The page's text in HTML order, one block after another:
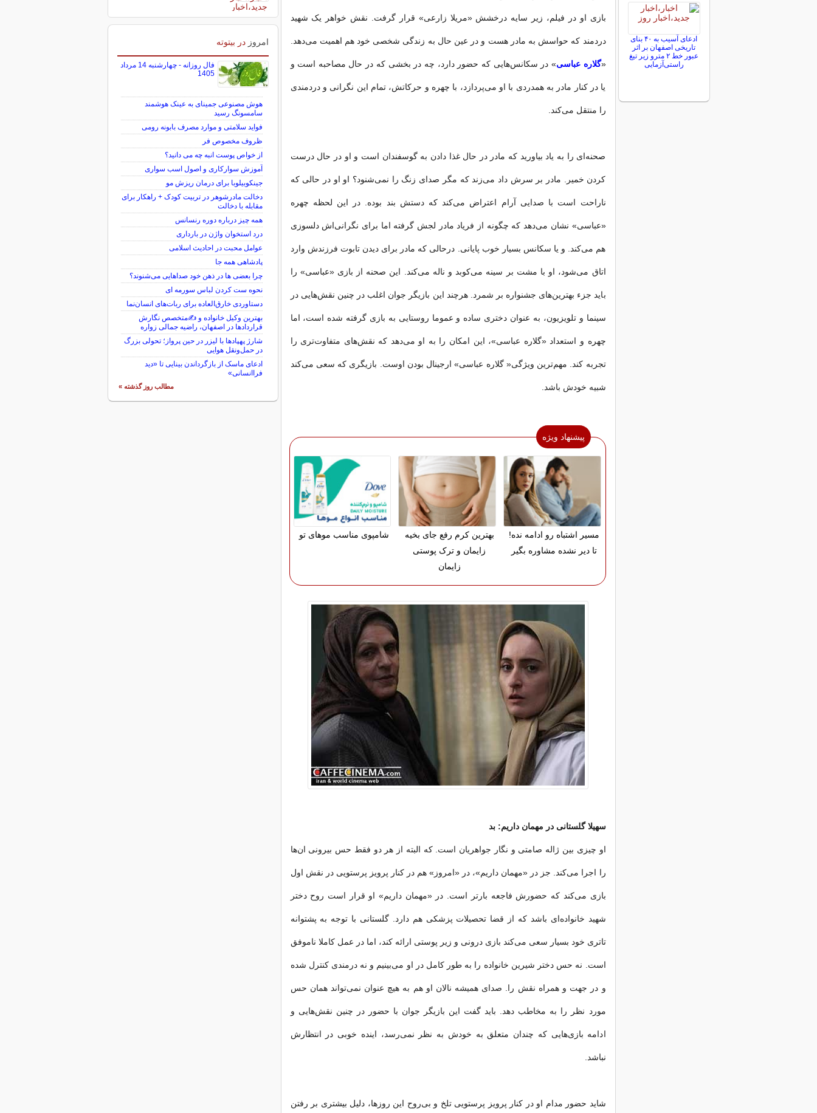
بازی او در فیلم، زیر سایه درخشش «مریلا زارعی» قرار گرفت. نقش خواهر یک شهید
دردمند که حواسش به مادر هست و در عین حال به زندگی شخصی خود هم اهمیت می‌دهد.
«گلاره عباسی» در سکانس‌هایی که حضور دارد، چه در بخشی که در حال مصاحبه است و
یا در کنار مادر به همدردی با او می‌پردازد، با چهره و حرکاتش، تمام این نگرانی و دردمندی
را منتقل می‌کند.
صحنه‌ای را به یاد بیاورید که مادر در حال غذا دادن به گوسفندان است و او در حال درست
کردن خمیر. مادر بر سرش داد می‌زند که مگر صدای زنگ را نمی‌شنود؟ او او در حالی که
ناراحت است با صدایی آرام اعتراض می‌کند که دستش بند بوده. در این لحظه چهره
«عباسی» نشان می‌دهد که چگونه از فریاد مادر لجش گرفته اما برای نگرانی‌اش دلسوزی
هم می‌کند. و یا سکانس بسیار خوب پایانی. درحالی که مادر برای دیدن تابوت فرزندش وارد
اتاق می‌شود، او با مشت بر سینه می‌کوبد و ناله می‌کند. این صحنه از بازی «عباسی» را
باید جزء بهترین‌های جشنواره بر شمرد. هرچند این بازیگر جوان اغلب در چنین نقش‌هایی در
سینما و تلویزیون، به عنوان دختری ساده و عموما روستایی به بازی گرفته شده است، اما
چهره و استعداد «گلاره عباسی»، این امکان را به او می‌دهد که نقش‌های متفاوت‌تری را
تجربه کند. مهم‌ترین ویژگی« گلاره عباسی» ارجینال بودن اوست. بازیگری که سعی می‌کند
شبیه خودش باشد.
پیشنهاد ویژه
مسیر اشتباه رو ادامه نده!
تا دیر نشده مشاوره بگیر
بهترین کرم رفع جای بخیه
زایمان و ترک پوستی
زایمان
شامپوی مناسب موهای تو
سهیلا گلستانی در مهمان داریم: بد
او چیزی بین ژاله صامتی و نگار جواهریان است. که البته از هر دو فقط حس بیرونی ان‌ها
را اجرا می‌کند. جز در «مهمان داریم»، در «امروز» هم در کنار پرویز پرستویی در نقش اول
بازی می‌كند که حضورش فاجعه بار‌تر است. در «مهمان داریم» او قرار است روح دختر
شهید خانواده‌ای باشد که از قضا تحصیلات پزشکی هم دارد. گلستانی با توجه به پشتوانه
تاتری خود بسیار سعی می‌کند بازی درونی و زیر پوستی ارائه کند، اما در عمل کاملا ناموفق
است. نه حس دختر شیرین خانواده را به طور کامل در او می‌بینیم و نه درمندی کنترل شده
و در جهت و همراه نقش را. صدای همیشه نالان او هم به هیچ عنوان نمی‌تواند‌‌ همان حس
مورد نظر را به مخاطب دهد. باید گفت این بازیگر جوان با حضور در چنین نقش‌هایی و
ادامه بازی‌هایی که چندان متعلق به خودش به نظر نمی‌رسد، اینده خوبی در انتظارش
نباشد.
شاید حضور مدام او در کنار پرویز پرستویی تلخ و بی‌روح این روز‌ها، دلیل بیشتری بر رفتن
ادعای آسیب به ۴۰ بنای
تاریخی اصفهان بر اثر
عبور خط ۲ مترو زیر تیغ
راستی‌آزمایی
امروز در بیتوته
فال روزانه - چهارشنبه 14 مرداد
1405
هوش مصنوعی جمینای به عینک هوشمند
سامسونگ رسید
فواید سلامتی و موارد مصرف بابونه رومی
ظروف مخصوص فر
از خواص پوست انبه چه می دانید؟
آموزش سوارکاری و اصول اسب سواری
جینکوبیلوبا برای درمان ریزش مو
دخالت مادرشوهر در تربیت کودک + راهکار برای
مقابله با دخالت
همه چیز درباره دوره رنسانس
درد استخوان واژن در بارداری
عوامل محبت در احادیث اسلامى
پادشاهی همه جا
چرا بعضی ها در ذهن خود صداهایی می‌شنوند؟
نحوه ست کردن لباس سورمه ای
دستاوردی خارق‌العاده برای ربات‌های انسان‌نما
بهترین وکیل خانواده و ✍️متخصص نگارش
قراردادها در اصفهان، راضیه جمالی زواره
شارژ پهپادها با لیزر در حین پرواز؛ تحولی بزرگ
در حمل‌ونقل هوایی
ادعای ماسک از بازگرداندن بینایی تا «دید
فراانسانی»
مطالب روز گذشته »